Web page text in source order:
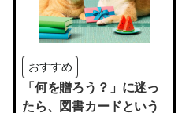
おすすめ
「何を贈ろう？」に迷っ
たら、図書カードという